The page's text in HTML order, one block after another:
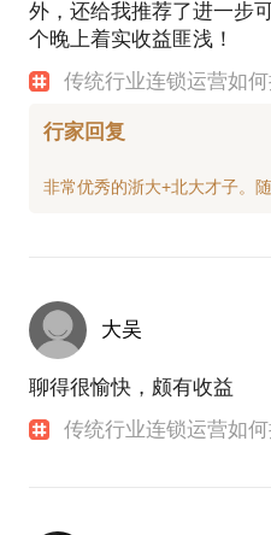
外，还给我推荐了进一步
个晚上着实收益匪浅！
传统行业连锁运营如
行家回复
大吴
聊得很愉快，颇有收益
传统行业连锁运营如